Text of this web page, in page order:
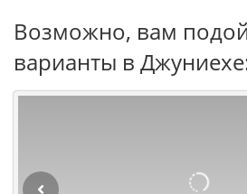
Возможно, вам
варианты в